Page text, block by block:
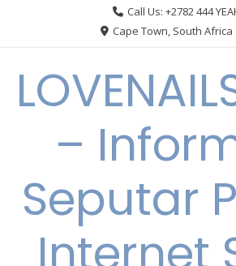
Call Us: +2782 444
Cape Town, South Africa
–
Seputar